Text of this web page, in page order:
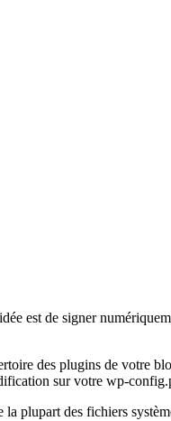
est de signer
des plugins de votre
sur votre wp-
plupart des fichiers